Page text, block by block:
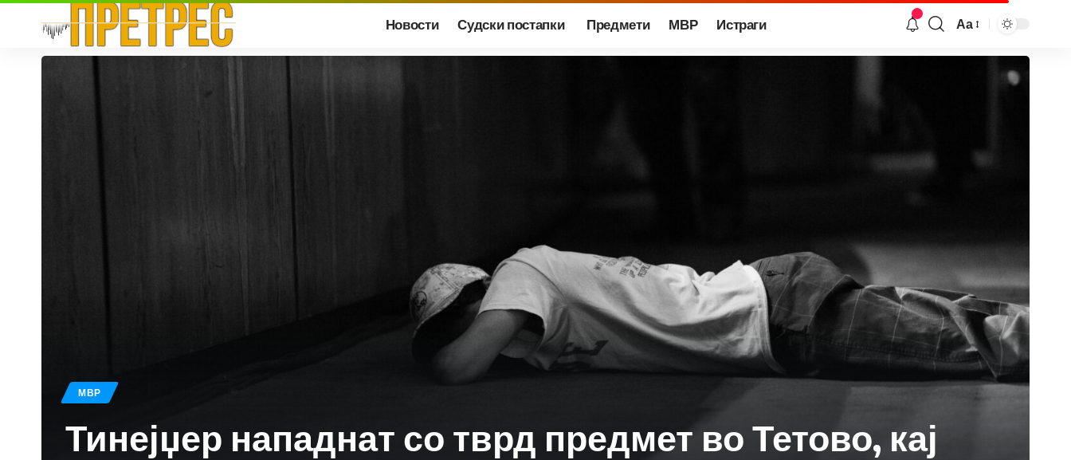
Новости Судски постапки Предмети МВР Истраги Аа
МВР
Тинејџер нападнат со тврд предмет во Тетово, кај